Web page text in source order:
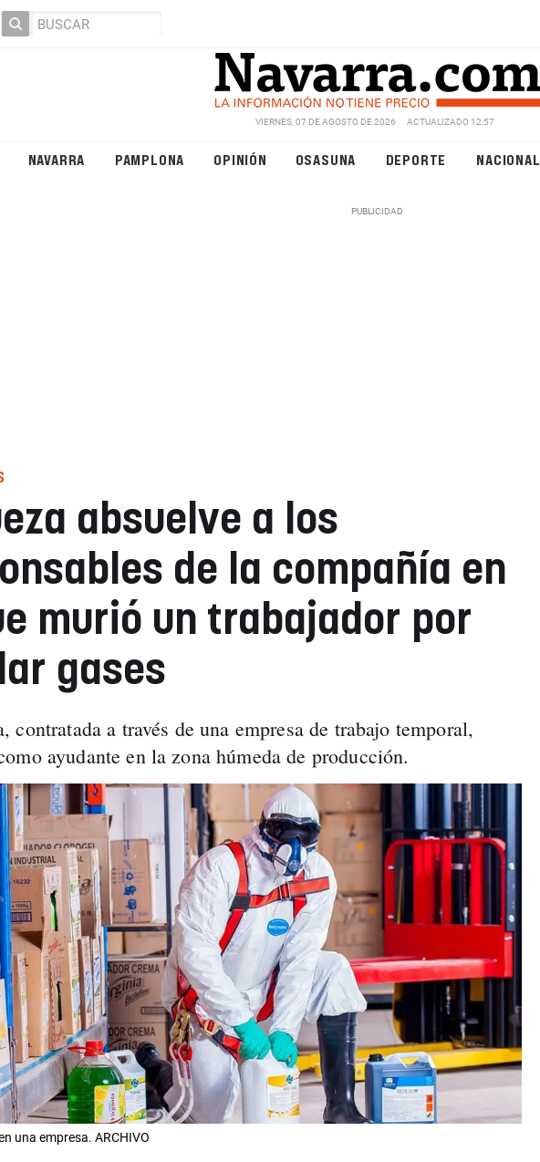
VIERNES, 07 DE AGOSTO DE 2026 ACTUALIZADO 12:57
NAVARRA PAMPLONA OPINIÓN OSASUNA DEPORTE NACIONAL
absuelve a los
de la compañía en
murió un trabajador por
gases
contratada a través de una empresa de trabajo temporal,
ayudante en la zona húmeda de producción.
una empresa. ARCHIVO